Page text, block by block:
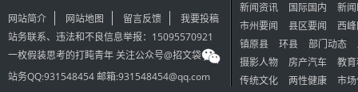
网站简介 网站地图 留言反馈
我要投稿
站务联系、违法和不良信息举报：15095570921
一枚假装思考的打盹青年 关注公众号@招文袋
站务QQ:931548454 邮箱:931548454@qq.com
新闻资讯 国际国内
新
市州要闻
县区要闻
西
镇原县
环县 部门动态
摄影人物
房产汽车
教
传统文化
两性健康
市